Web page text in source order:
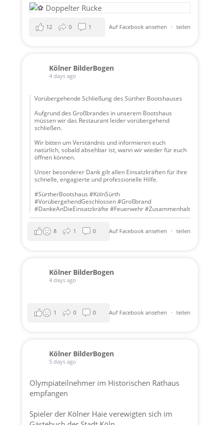
Auf Facebook ansehen · teilen
12 0 1
Kölner BilderBogen
4 days ago
Vorübergehende Schließung des Sürther Bootshauses
Aufgrund des Großbrandes in unserem Bootshaus
müssen wir das Restaurant leider vorübergehend
schließen.
Wir bitten um Verständnis und informieren euch
natürlich, sobald absehbar ist, wann wir wieder für euch
öffnen können.
Unser besonderer Dank gilt allen Einsatzkräften für ihre
schnelle, engagierte und professionelle Hilfe.
#SürtherBootshaus #KölnSürth
#VorübergehendGeschlossen #Großbrand
#DankeAnDieEinsatzkräfte #Feuerwehr #Zusammenhalt
Auf Facebook ansehen · teilen
8 1 0
Kölner BilderBogen
4 days ago
Auf Facebook ansehen · teilen
1 0 0
Kölner BilderBogen
5 days ago
Olympiateilnehmer im Historischen Rathaus
empfangen
Spieler der Kölner Haieverewigten sich im